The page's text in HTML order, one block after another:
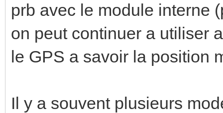
prb avec le module interne
on peut continuer a utiliser
le GPS a savoir la position
Il y a souvent plusieurs